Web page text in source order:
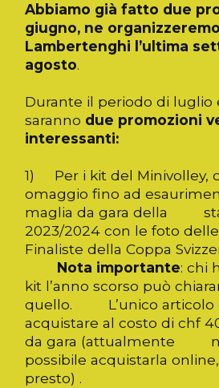
Abbiamo già fatto due
giugno, ne
Lambertenghi l’ultima
agosto.
Durante il periodo di luglio
saranno due promozioni
interessanti:
1) Per i kit del Minivolley,
omaggio fino ad
maglia da gara della
2023/2024 con le foto
Finaliste della Coppa
Nota importante: chi
kit l’anno scorso può
quello. L’unico articolo
acquistare al costo di chf
da gara (attualmente
possibile acquistarla
presto) .